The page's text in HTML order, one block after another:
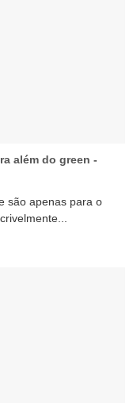
além do green -
são apenas para o